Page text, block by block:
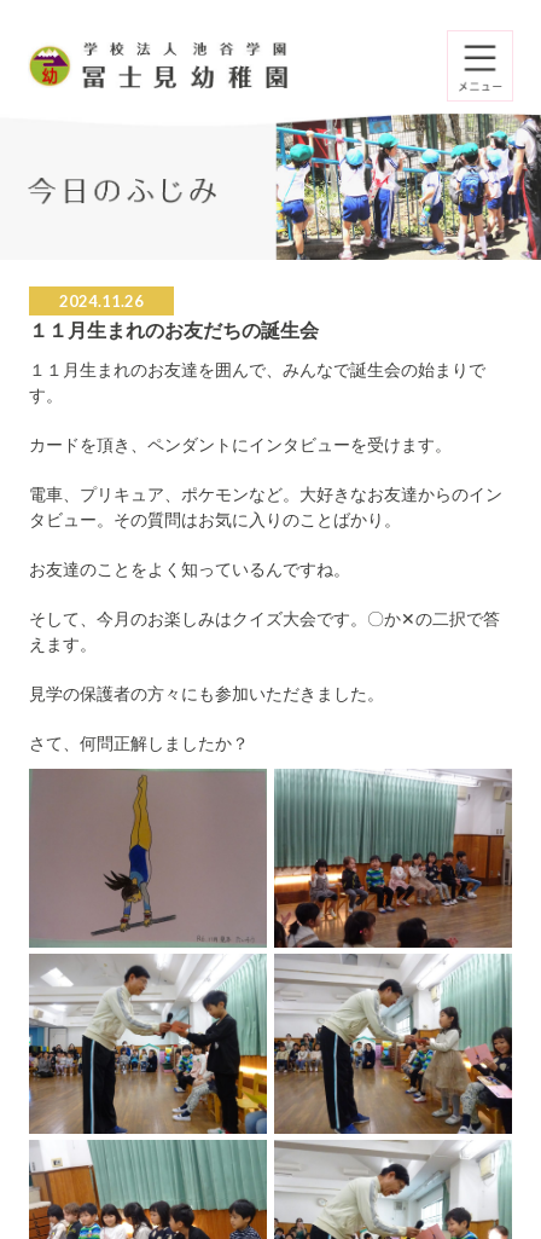
2024.11.26
１１月生まれのお友だちの誕生会
１１月生まれのお友達を囲んで、みんなで誕生会の始まりで
す。
カードを頂き、ペンダントにインタビューを受けます。
電車、プリキュア、ポケモンなど。大好きなお友達からのイン
タビュー。その質問はお気に入りのことばかり。
お友達のことをよく知っているんですね。
そして、今月のお楽しみはクイズ大会です。〇か✕の二択で答
えます。
見学の保護者の方々にも参加いただきました。
さて、何問正解しましたか？